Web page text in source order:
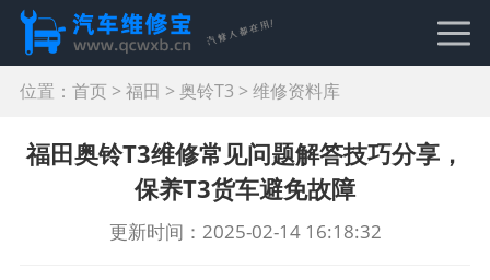
位置： 首页> 福田 > 奥铃T3 > 维修资料库
福田奥铃T3维修常见问题解答技巧分享，
保养T3货车避免故障
更新时间：2025-02-14 16:18:32